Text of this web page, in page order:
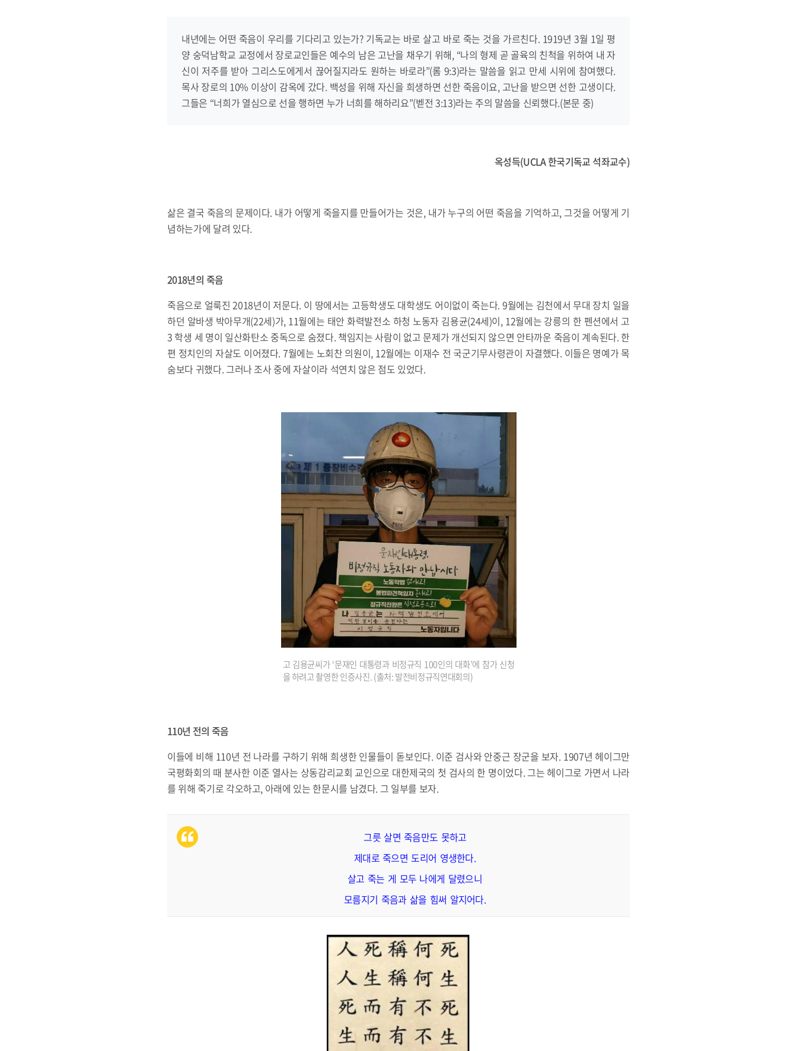
내년에는 어떤 죽음이 우리를 기다리고 있는가? 기독교는 바로 살고 바로 죽는 것을 가르친다. 1919년 3월 1일 평
양 숭덕남학교 교정에서 장로교인들은 예수의 남은 고난을 채우기 위해, “나의 형제 곧 골육의 친척을 위하여 내 자
신이 저주를 받아 그리스도에게서 끊어질지라도 원하는 바로라”(롬 9:3)라는 말씀을 읽고 만세 시위에 참여했다.
목사 장로의 10% 이상이 감옥에 갔다. 백성을 위해 자신을 희생하면 선한 죽음이요, 고난을 받으면 선한 고생이다.
그들은 “너희가 열심으로 선을 행하면 누가 너희를 해하리요”(벧전 3:13)라는 주의 말씀을 신뢰했다.(본문 중)
옥성득(UCLA 한국기독교 석좌교수)
삶은 결국 죽음의 문제이다. 내가 어떻게 죽을지를 만들어가는 것은, 내가 누구의 어떤 죽음을 기억하고, 그것을 어떻게 기
념하는가에 달려 있다.
2018년의 죽음
죽음으로 얼룩진 2018년이 저문다. 이 땅에서는 고등학생도 대학생도 어이없이 죽는다. 9월에는 김천에서 무대 장치 일을
하던 알바생 박아무개(22세)가, 11월에는 태안 화력발전소 하청 노동자 김용균(24세)이, 12월에는 강릉의 한 펜션에서 고
3 학생 세 명이 일산화탄소 중독으로 숨졌다. 책임지는 사람이 없고 문제가 개선되지 않으면 안타까운 죽음이 계속된다. 한
편 정치인의 자살도 이어졌다. 7월에는 노회찬 의원이, 12월에는 이재수 전 국군기무사령관이 자결했다. 이들은 명예가 목
숨보다 귀했다. 그러나 조사 중에 자살이라 석연치 않은 점도 있었다.
고 김용균씨가 ‘문재인 대통령과 비정규직 100인의 대화’에 참가 신청
을 하려고 촬영한 인증사진. (출처: 발전비정규직연대회의)
110년 전의 죽음
이들에 비해 110년 전 나라를 구하기 위해 희생한 인물들이 돋보인다. 이준 검사와 안중근 장군을 보자. 1907년 헤이그만
국평화회의 때 분사한 이준 열사는 상동감리교회 교인으로 대한제국의 첫 검사의 한 명이었다. 그는 헤이그로 가면서 나라
를 위해 죽기로 각오하고, 아래에 있는 한문시를 남겼다. 그 일부를 보자.
그릇 살면 죽음만도 못하고
제대로 죽으면 도리어 영생한다.
살고 죽는 게 모두 나에게 달렸으니
모름지기 죽음과 삶을 힘써 알지어다.